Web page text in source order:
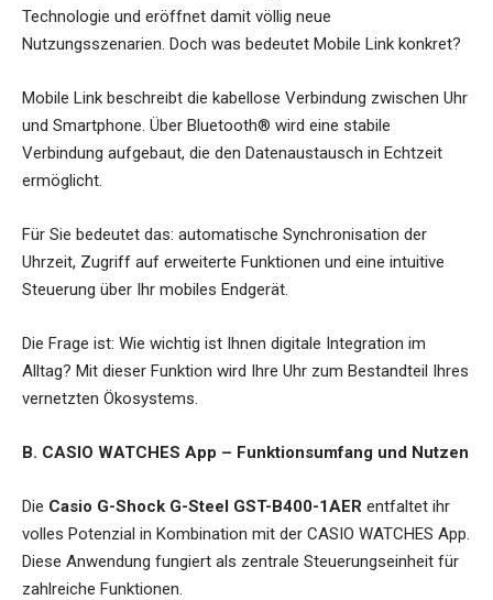
Technologie und eröffnet damit völlig neue
Nutzungsszenarien. Doch was bedeutet Mobile Link konkret?
Mobile Link beschreibt die kabellose Verbindung zwischen Uhr
und Smartphone. Über Bluetooth® wird eine stabile
Verbindung aufgebaut, die den Datenaustausch in Echtzeit
ermöglicht.
Für Sie bedeutet das: automatische Synchronisation der
Uhrzeit, Zugriff auf erweiterte Funktionen und eine intuitive
Steuerung über Ihr mobiles Endgerät.
Die Frage ist: Wie wichtig ist Ihnen digitale Integration im
Alltag? Mit dieser Funktion wird Ihre Uhr zum Bestandteil Ihres
vernetzten Ökosystems.
B. CASIO WATCHES App – Funktionsumfang und Nutzen
Die Casio G-Shock G-Steel GST-B400-1AER entfaltet ihr
volles Potenzial in Kombination mit der CASIO WATCHES App.
Diese Anwendung fungiert als zentrale Steuerungseinheit für
zahlreiche Funktionen.